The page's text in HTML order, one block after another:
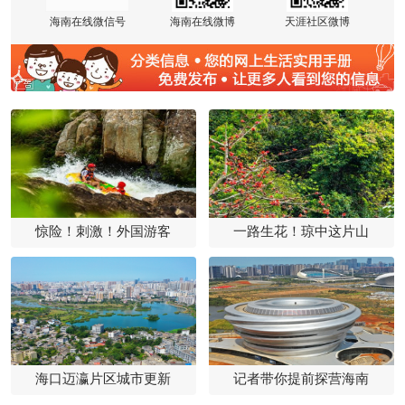
海南在线微信号 海南在线微博 天涯社区微博
惊险！刺激！外国游客 一路生花！琼中这片山
海口迈瀛片区城市更新 记者带你提前探营海南